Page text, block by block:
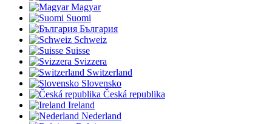
Magyar
Suomi
България
Schweiz
Suisse
Svizzera
Switzerland
Slovensko
Česká republika
Ireland
Nederland